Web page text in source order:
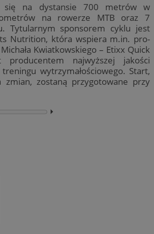
się na dystansie 700 metrów w
na rowerze MTB oraz 7
Tytularnym sponsorem cyklu jest
Nutrition, która wspiera m.in. pro-
Kwiatkowskiego – Etixx Quick
najwyższej jakości
wytrzymałościowego. Start,
zostaną przygotowane przy
⏵︎